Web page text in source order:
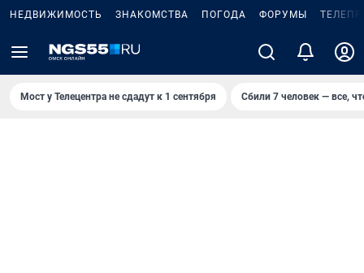
НЕДВИЖИМОСТЬ ЗНАКОМСТВА ПОГОДА ФОРУМЫ
Мост у Телецентра не сдадут к 1 сентября Сбили 7 человек — все,